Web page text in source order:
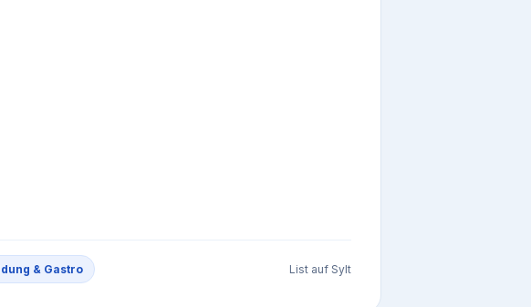
& Gastro List auf Sylt